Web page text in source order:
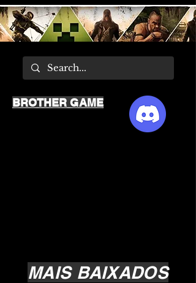
MAIS BAIXADOS
BROTHER GAME